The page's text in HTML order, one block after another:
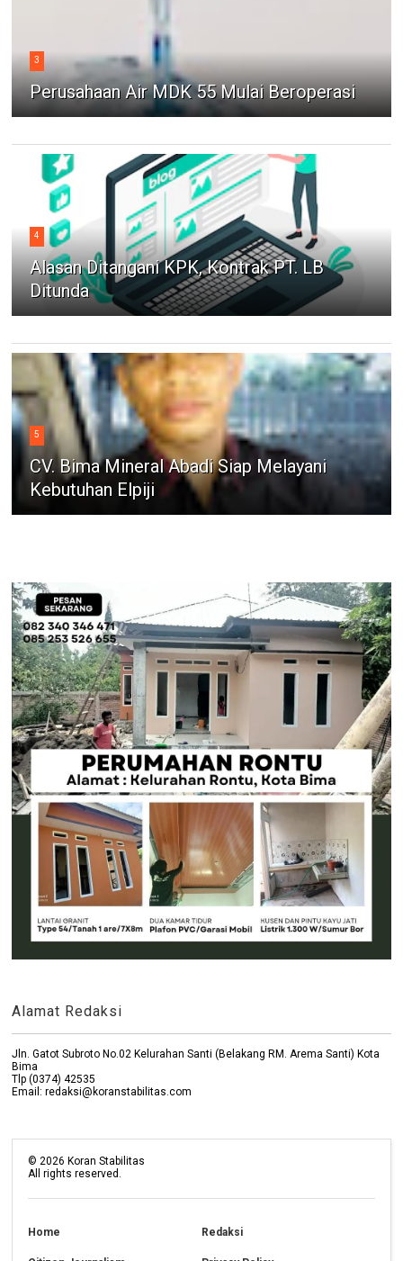
3
Perusahaan Air MDK 55 Mulai Beroperasi
4
Alasan Ditangani KPK, Kontrak PT. LB
Ditunda
5
CV. Bima Mineral Abadi Siap Melayani
Kebutuhan Elpiji
Alamat Redaksi
Jln. Gatot Subroto No.02 Kelurahan Santi (Belakang RM. Arema Santi) Kota
Bima
Tlp (0374) 42535
Email: redaksi@koranstabilitas.com
©2026 Koran Stabilitas
All rights reserved.
Home Redaksi